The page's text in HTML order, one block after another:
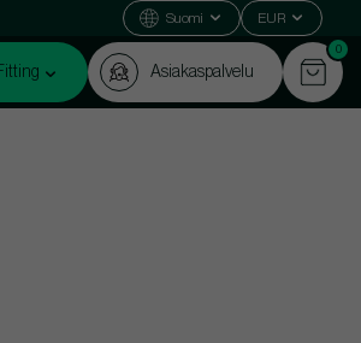
Suomi EUR
Asiakaspalvelu
0